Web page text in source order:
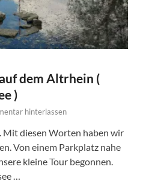
dem Altrhein (
)
hinterlassen
Mit diesen Worten haben wir
Von einem Parkplatz nahe
kleine Tour begonnen.
…